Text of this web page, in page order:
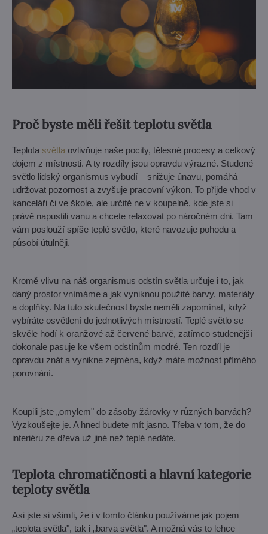
Proč byste měli řešit teplotu světla
Teplota světla ovlivňuje naše pocity, tělesné procesy a celkový
dojem z místnosti. A ty rozdíly jsou opravdu výrazné. Studené
světlo lidský organismus vybudí – snižuje únavu, pomáhá
udržovat pozornost a zvyšuje pracovní výkon. To přijde vhod v
kanceláři či ve škole, ale určitě ne v koupelně, kde jste si
právě napustili vanu a chcete relaxovat po náročném dni. Tam
vám poslouží spíše teplé světlo, které navozuje pohodu a
působí útulněji.
Kromě vlivu na náš organismus odstín světla určuje i to, jak
daný prostor vnímáme a jak vyniknou použité barvy, materiály
a doplňky. Na tuto skutečnost byste neměli zapomínat, když
vybíráte osvětlení do jednotlivých místností. Teplé světlo se
skvěle hodí k oranžové až červené barvě, zatímco studenější
dokonale pasuje ke všem odstínům modré. Ten rozdíl je
opravdu znát a vynikne zejména, když máte možnost přímého
porovnání.
Koupili jste „omylem" do zásoby žárovky v různých barvách?
Vyzkoušejte je. A hned budete mít jasno. Třeba v tom, že do
interiéru ze dřeva už jiné než teplé nedáte.
Teplota chromatičnosti a hlavní kategorie
teploty světla
Asi jste si všimli, že i v tomto článku používáme jak pojem
„teplota světla", tak i „barva světla". A možná vás to lehce